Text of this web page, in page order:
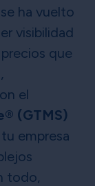
ha vuelto
visibilidad
que
el
(GTMS)
tu empresa
todo,